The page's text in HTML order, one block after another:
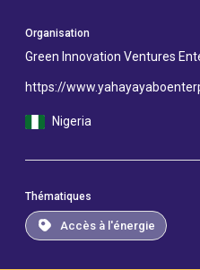
Organisation
Green Innovation Ventures
https://
Nigeria
Thématiques
Accès à l'énergie